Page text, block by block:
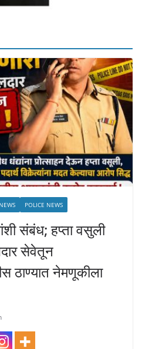
POLICE NEWS
संबंध; हप्ता वसुली
सेवेतून
ठाण्यात नेमणूकीला